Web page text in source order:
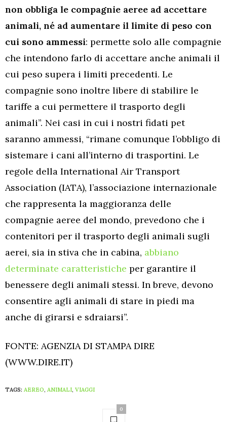
non obbliga le compagnie aeree ad accettare
animali, né ad aumentare il limite di peso con
cui sono ammessi: permette solo alle compagnie
che intendono farlo di accettare anche animali il
cui peso supera i limiti precedenti. Le
compagnie sono inoltre libere di stabilire le
tariffe a cui permettere il trasporto degli
animali”. Nei casi in cui i nostri fidati pet
saranno ammessi, “rimane comunque l’obbligo di
sistemare i cani all’interno di trasportini. Le
regole della International Air Transport
Association (IATA), l’associazione internazionale
che rappresenta la maggioranza delle
compagnie aeree del mondo, prevedono che i
contenitori per il trasporto degli animali sugli
aerei, sia in stiva che in cabina, abbiano
determinate caratteristiche per garantire il
benessere degli animali stessi. In breve, devono
consentire agli animali di stare in piedi ma
anche di girarsi e sdraiarsi”.
FONTE: AGENZIA DI STAMPA DIRE
(WWW.DIRE.IT)
TAGS: AEREO, ANIMALI, VIAGGI
0